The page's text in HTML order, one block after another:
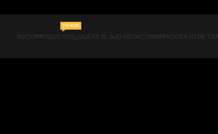
INICIOPRODUCTOS
TIENDA
¿QUÉ ES EL AJO NEGRO?BENEFICIOSAJO DE